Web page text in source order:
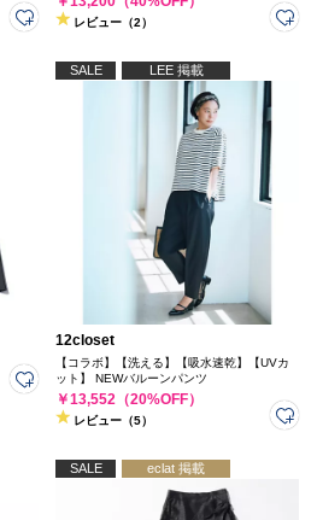
レビュー（2）
SALE LEE 掲載
12closet
【コラボ】【洗える】【吸水速乾】【UVカ
ット】 NEWバルーンパンツ
￥13,552（20%OFF）
レビュー（5）
SALE eclat 掲載